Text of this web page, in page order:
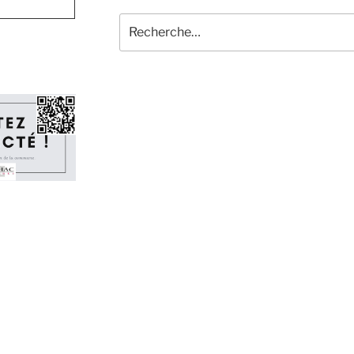
pour
: